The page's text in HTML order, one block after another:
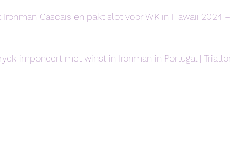
Cascais en pakt slot voor WK in Hawaii 2024
imponeert met winst in Ironman in Portugal |